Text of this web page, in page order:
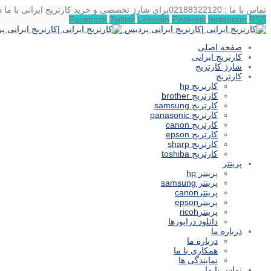
تماس با ما : 02188322120
برای شارژ تخصصی و خرید کارتریج ایرانی با ما
Facebook Twitter Linkedin Pinterest Instagram RSS
صفحه اصلی
کارتریج ایرانی
شارژ کارتریج
کارتریج
کارتریج hp
کارتریج brother
کارتریج samsung
کارتریج panasonic
کارتریج canon
کارتریج epson
کارتریج sharp
کارتریج toshiba
پرینتر
پرینتر hp
پرینتر samsung
پرینترcanon
پرینترepson
پرینترricoh
دانلود درایورها
درباره ما
درباره ما
همکاری با ما
نمایندگی ها